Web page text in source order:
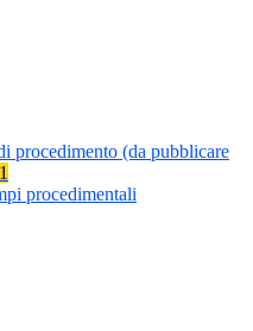
procedimento (da pubblicare
1
procedimentali